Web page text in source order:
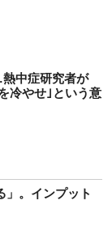
中症研究者が
冷やせ｣という意
」。インプット